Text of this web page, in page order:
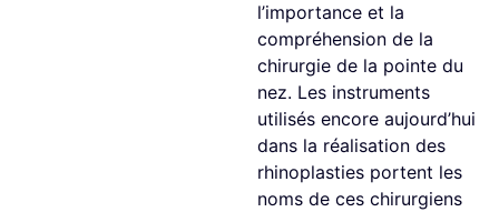
l’importance et la
compréhension de la
chirurgie de la pointe du
nez. Les instruments
utilisés encore aujourd’hui
dans la réalisation des
rhinoplasties portent les
noms de ces chirurgiens